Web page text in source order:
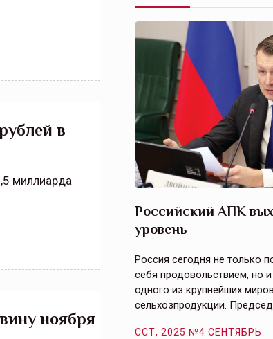
в
миллиарда
ноября
в отдельных
Российский АПК
уровень
Россия сегодня не только
себя продовольствием, но
одного из крупнейших
сельхозпродукции.
ССТ, 2025 №4 СЕНТЯБРЬ